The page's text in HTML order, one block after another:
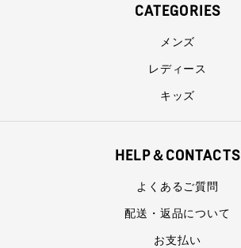
CATEGORIES
メンズ
レディース
キッズ
HELP＆CONTACTS
よくあるご質問
配送・返品について
お支払い